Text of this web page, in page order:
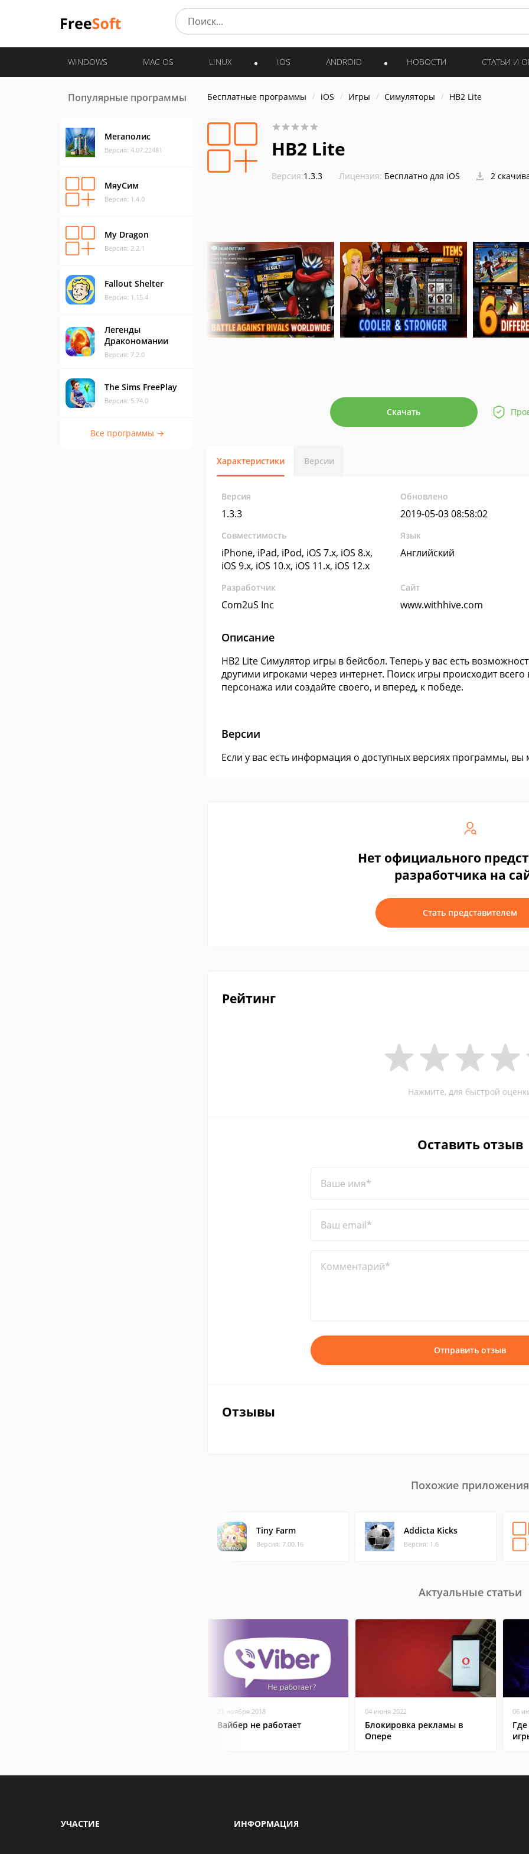
WINDOWS MAC OS LINUX IOS ANDROID НОВОСТИ СТАТЬИ И
Популярные программы
Мегаполис
Версия: 4.07.22481
МяуСим
Версия: 1.4.0
My Dragon
Версия: 2.2.1
Fallout Shelter
Версия: 1.15.4
Легенды
Дракономании
Версия: 7.2.0
The Sims FreePlay
Версия: 5.74.0
Все программы →
Бесплатные программы iOS Игры Симуляторы HB2 Lite
HB2 Lite
Версия:1.3.3 Лицензия: Бесплатно для iOS 2
Скачать
Характеристики Версии
Версия
1.3.3
Обновлено
2019-05-03 08:58:02
Совместимость
iPhone, iPad, iPod, iOS 7.x, iOS 8.x,
iOS 9.x, iOS 10.x, iOS 11.x, iOS 12.x
Язык
Английский
Разработчик
Com2uS Inc
Сайт
www.withhive.com
Описание
HB2 Lite Симулятор игры в бейсбол. Теперь у вас есть
другими игроками через интернет. Поиск игры происходит
персонажа или создайте своего, и вперед, к победе.
Версии
Если у вас есть информация о доступных версиях программы,
Нет официального
разработчика на
Стать представителем
Рейтинг
Нажмите, для быстрой
Оставить отзыв
Ваше имя*
Ваш email*
Комментарий*
Отправить отзыв
Отзывы
Похожие приложения
Tiny Farm
Версия: 7.00.16
Addicta Kicks
Версия: 1.6
Актуальные статьи
21 ноября 2018
Вайбер не работает
04 июня 2022
Блокировка рекламы в
Опере
06
УЧАСТИЕ ИНФОРМАЦИЯ